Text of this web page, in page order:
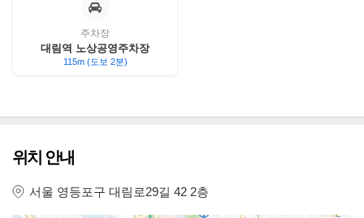
주차장
대림역 노상공영주차장
115m (도보 2분)
위치 안내
서울 영등포구 대림로29길 42 2층